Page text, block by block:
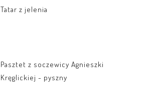
Tatar z jelenia
Pasztet z soczewicy Agnieszki
Kręglickiej - pyszny